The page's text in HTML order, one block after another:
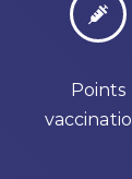
Points